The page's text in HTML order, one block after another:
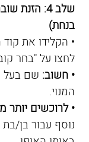
שלב 4:
בנחת)
• הקלידו את
לחצו על "בחר
• חשוב: שם בעל
המנוי.
• לרוכשים יותר
נוסף עבור בן/